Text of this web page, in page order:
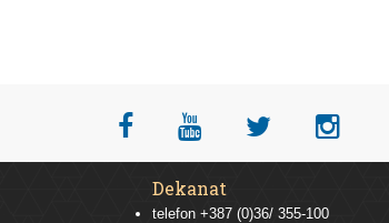
Dekanat
telefon +387 (0)36/ 355-100